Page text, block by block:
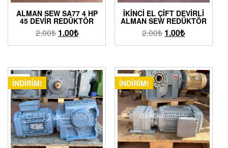
ALMAN SEW SA77 4 HP
45 DEVIR REDÜKTÖR
2.00₺ 1.00₺
İKINCI EL ÇIFT DEVIRLI
ALMAN SEW REDÜKTÖR
2.00₺ 1.00₺
İNDIRIM! İNDIRIM!